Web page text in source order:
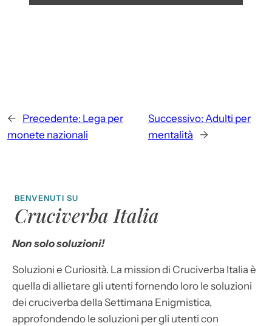
← Precedente: Lega per
monete nazionali
Successivo: Adulti per
mentalità
→
BENVENUTI SU
Cruciverba Italia
Non solo soluzioni!
Soluzioni e Curiosità. La mission di Cruciverba Italia è
quella di allietare gli utenti fornendo loro le soluzioni
dei cruciverba della Settimana Enigmistica,
approfondendo le soluzioni per gli utenti con